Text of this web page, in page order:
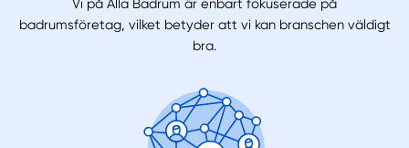
Vi på Alla Badrum är enbart fokuserade på
badrumsföretag, vilket betyder att vi kan branschen väldigt
bra.